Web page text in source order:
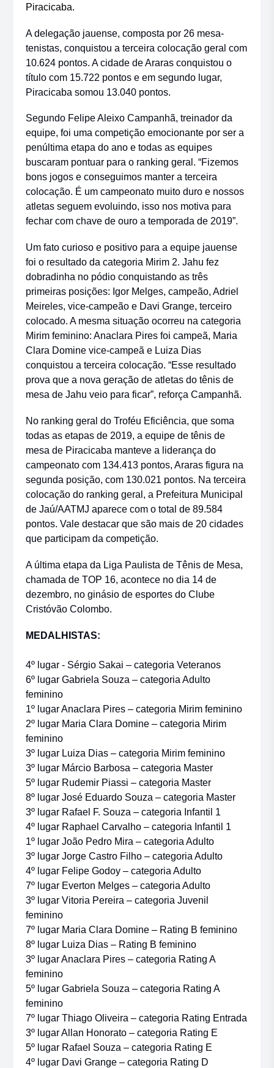
Piracicaba.
A delegação jauense, composta por 26 mesa-
tenistas, conquistou a terceira colocação geral com
10.624 pontos. A cidade de Araras conquistou o
título com 15.722 pontos e em segundo lugar,
Piracicaba somou 13.040 pontos.
Segundo Felipe Aleixo Campanhã, treinador da
equipe, foi uma competição emocionante por ser a
penúltima etapa do ano e todas as equipes
buscaram pontuar para o ranking geral. “Fizemos
bons jogos e conseguimos manter a terceira
colocação. É um campeonato muito duro e nossos
atletas seguem evoluindo, isso nos motiva para
fechar com chave de ouro a temporada de 2019”.
Um fato curioso e positivo para a equipe jauense
foi o resultado da categoria Mirim 2. Jahu fez
dobradinha no pódio conquistando as três
primeiras posições: Igor Melges, campeão, Adriel
Meireles, vice-campeão e Davi Grange, terceiro
colocado. A mesma situação ocorreu na categoria
Mirim feminino: Anaclara Pires foi campeã, Maria
Clara Domine vice-campeã e Luiza Dias
conquistou a terceira colocação. “Esse resultado
prova que a nova geração de atletas do tênis de
mesa de Jahu veio para ficar”, reforça Campanhã.
No ranking geral do Troféu Eficiência, que soma
todas as etapas de 2019, a equipe de tênis de
mesa de Piracicaba manteve a liderança do
campeonato com 134.413 pontos, Araras figura na
segunda posição, com 130.021 pontos. Na terceira
colocação do ranking geral, a Prefeitura Municipal
de Jaú/AATMJ aparece com o total de 89.584
pontos. Vale destacar que são mais de 20 cidades
que participam da competição.
A última etapa da Liga Paulista de Tênis de Mesa,
chamada de TOP 16, acontece no dia 14 de
dezembro, no ginásio de esportes do Clube
Cristóvão Colombo.
MEDALHISTAS:
4º lugar - Sérgio Sakai – categoria Veteranos
6º lugar Gabriela Souza – categoria Adulto
feminino
1º lugar Anaclara Pires – categoria Mirim feminino
2º lugar Maria Clara Domine – categoria Mirim
feminino
3º lugar Luiza Dias – categoria Mirim feminino
3º lugar Márcio Barbosa – categoria Master
5º lugar Rudemir Piassi – categoria Master
8º lugar José Eduardo Souza – categoria Master
3º lugar Rafael F. Souza – categoria Infantil 1
4º lugar Raphael Carvalho – categoria Infantil 1
1º lugar João Pedro Mira – categoria Adulto
3º lugar Jorge Castro Filho – categoria Adulto
4º lugar Felipe Godoy – categoria Adulto
7º lugar Everton Melges – categoria Adulto
3º lugar Vitoria Pereira – categoria Juvenil
feminino
7º lugar Maria Clara Domine – Rating B feminino
8º lugar Luiza Dias – Rating B feminino
3º lugar Anaclara Pires – categoria Rating A
feminino
5º lugar Gabriela Souza – categoria Rating A
feminino
7º lugar Thiago Oliveira – categoria Rating Entrada
3º lugar Allan Honorato – categoria Rating E
5º lugar Rafael Souza – categoria Rating E
4º lugar Davi Grange – categoria Rating D